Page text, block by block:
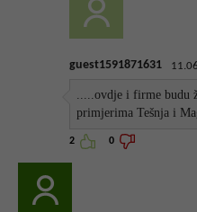
guest1591871631
.....ovdje i firme budu
primjerima Tešnja i
2 0